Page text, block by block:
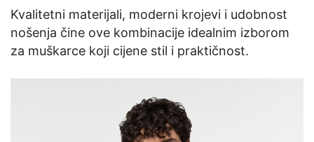
Kvalitetni materijali, moderni krojevi i udobnost
nošenja čine ove kombinacije idealnim izborom
za muškarce koji cijene stil i praktičnost.